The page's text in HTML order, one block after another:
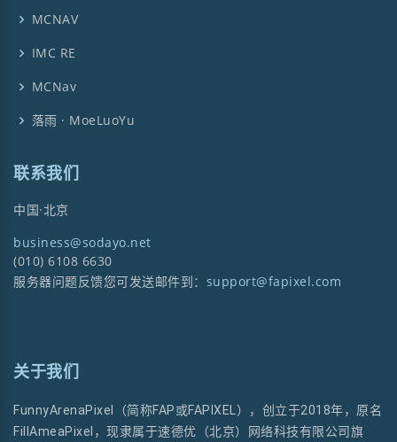
MCNAV
IMC RE
MCNav
落雨 · MoeLuoYu
联系我们
中国·北京
business@sodayo.net
(010) 6108 6630
服务器问题反馈您可发送邮件到： support@fapixel.com
关于我们
FunnyArenaPixel（简称FAP或FAPIXEL），创立于2018年，原名
FillAmeaPixel，现隶属于速德优（北京）网络科技有限公司旗